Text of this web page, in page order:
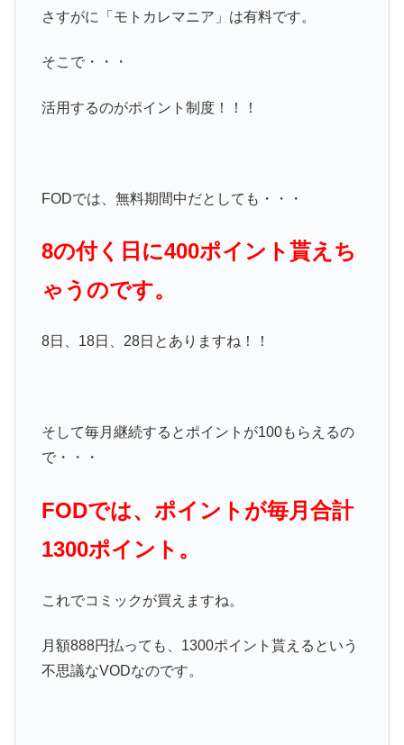
さすがに「モトカレマニア」は有料です。
そこで・・・
活用するのがポイント制度！！！
FODでは、無料期間中だとしても・・・
8の付く日に400ポイント貰えち
ゃうのです。
8日、18日、28日とありますね！！
そして毎月継続するとポイントが100もらえるの
で・・・
FODでは、ポイントが毎月合計
1300ポイント。
これでコミックが買えますね。
月額888円払っても、1300ポイント貰えるという
不思議なVODなのです。